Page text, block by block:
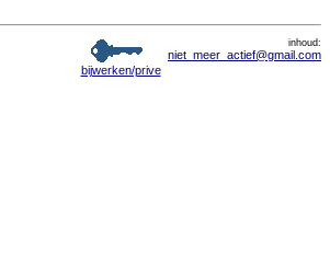
bijwerken/prive
inhoud:
niet_meer_actief@gmail.com